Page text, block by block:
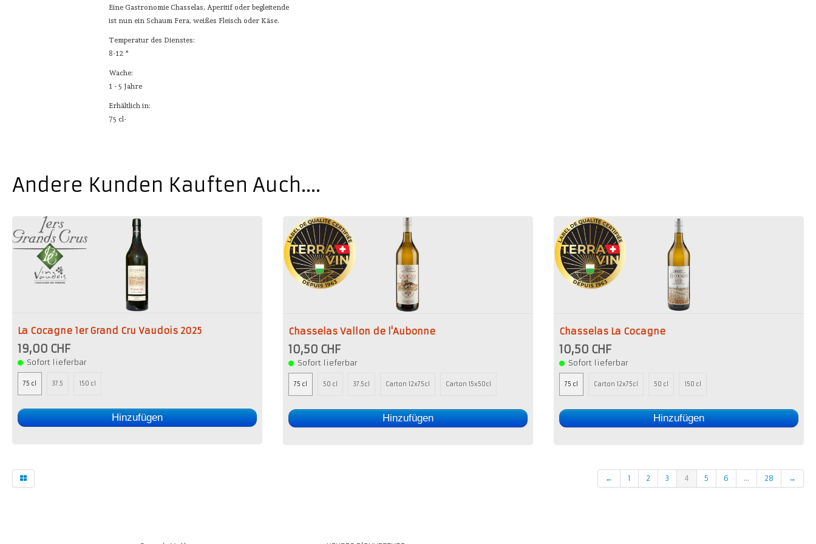
Eine Gastronomie Chasselas, Aperitif oder begleitende
ist nun ein Schaum Fera, weißes Fleisch oder Käse.
Temperatur des Dienstes:
8-12 °
Wache:
1 - 5 Jahre
Erhältlich in:
75 cl-
Andere Kunden Kauften Auch....
La Cocagne 1er Grand Cru Vaudois 2025
19,00 CHF
Sofort lieferbar
75 cl 37.5 150 cl
Hinzufügen
Chasselas Vallon de l'Aubonne
10,50 CHF
Sofort lieferbar
75 cl 50 cl 37.5cl Carton 12x75cl Carton 15x50cl
Hinzufügen
Chasselas La Cocagne
10,50 CHF
Sofort lieferbar
75 cl Carton 12x75cl 50 cl 150 cl
Hinzufügen
← 1 2 3 4 5 6 ... 28 →